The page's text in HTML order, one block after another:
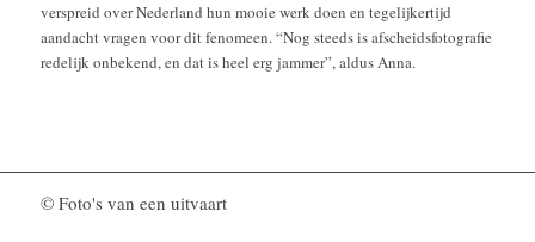
verspreid over Nederland hun mooie werk doen en tegelijkertijd
aandacht vragen voor dit fenomeen. “Nog steeds is afscheidsfotografie
redelijk onbekend, en dat is heel erg jammer”, aldus Anna.
© Foto's van een uitvaart